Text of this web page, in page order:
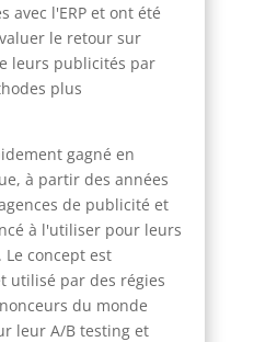
avec l'ERP et ont été
le retour sur
leurs publicités par
plus
gagné en
à partir des années
de publicité et
à l'utiliser pour leurs
concept est
utilisé par des régies
du monde
leur A/B testing et